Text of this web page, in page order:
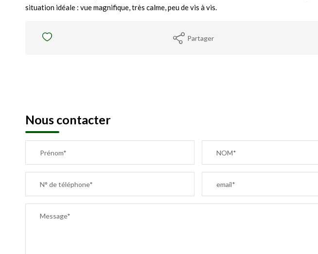
situation idéale : vue magnifique, très calme, peu de vis à vis.
Partager
Nous contacter
Prénom* NOM*
N° de téléphone* email*
Message*